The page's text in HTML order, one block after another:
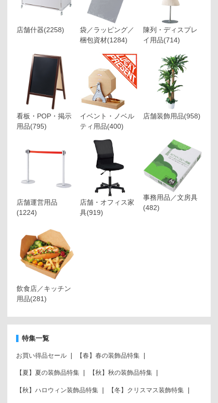
店舗什器(2258)
袋／ラッピング／
梱包資材(1284)
陳列・ディスプレ
イ用品(714)
看板・POP・掲示
用品(795)
イベント・ノベル
ティ用品(400)
店舗装飾用品(958)
店舗運営用品
(1224)
店舗・オフィス家
具(919)
事務用品／文房具
(482)
飲食店／キッチン
用品(281)
特集一覧
お買い得品セール 【春】春の装飾品特集
【夏】夏の装飾品特集 【秋】秋の装飾品特集
【秋】ハロウィン装飾品特集 【冬】クリスマス装飾特集